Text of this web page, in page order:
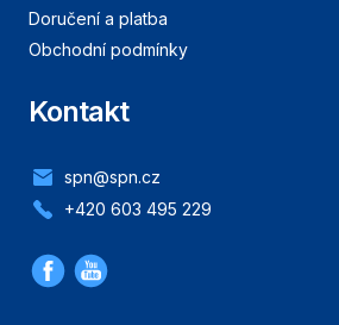
Doručení a platba
Obchodní podmínky
Kontakt
spn@spn.cz
+420 603 495 229